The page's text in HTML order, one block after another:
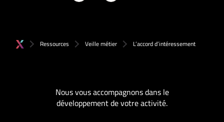
Ressources Veille métier L’accord d’intéressement
Nous vous accompagnons dans le
développement de votre activité.